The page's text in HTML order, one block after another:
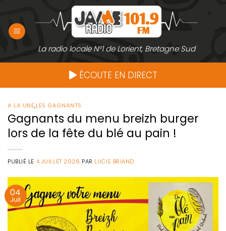
contenu
La radio locale N°1 de Lorient, Bretagne Sud
ÉCOUTE EN DIRECT
A LA UNE,LES GAGNANTS
Gagnants du menu breizh burger
lors de la fête du blé au pain !
PUBLIÉ LE 4 JUILLET 2026 PAR LUCIE BRIAND
04
Juil